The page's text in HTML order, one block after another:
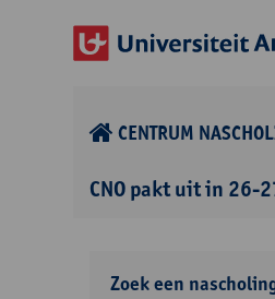
CENTRUM
CNO pakt uit in 26-
Zoek een